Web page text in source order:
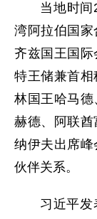
当地时
湾阿拉伯国
齐兹国王国
特王储兼首
林国王哈马
赫德、阿联
纳伊夫出席
伙伴关系。
习近平